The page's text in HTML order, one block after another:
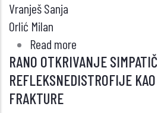
Vranješ Sanja
Orlić Milan
Read more
DOBIJANJE
I
RANO OTKRIVANJE
REFLEKSNEDISTROFIJE
FRAKTURE